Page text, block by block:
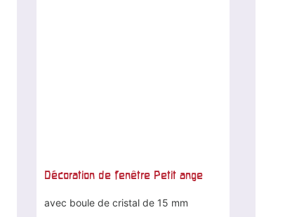
Décoration de fenêtre Petit ange
avec boule de cristal de 15 mm